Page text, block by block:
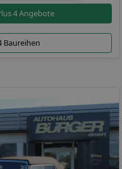
4 Angebote
Baureihen